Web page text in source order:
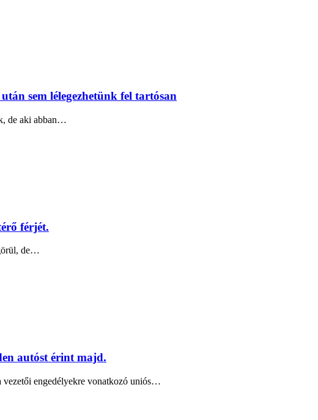
sem lélegezhetünk fel tartósan
de aki abban…
férjét.
de…
autóst érint majd.
vezetői engedélyekre vonatkozó uniós…